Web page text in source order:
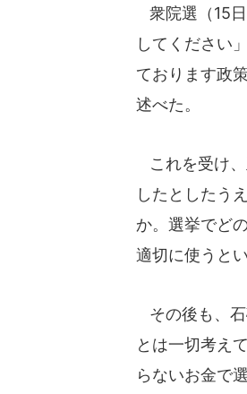
衆院選（15
してください
ております政
述べた。
これを受け
したとしたう
か。選挙でど
適切に使うと
その後も、
とは一切考え
らないお金で